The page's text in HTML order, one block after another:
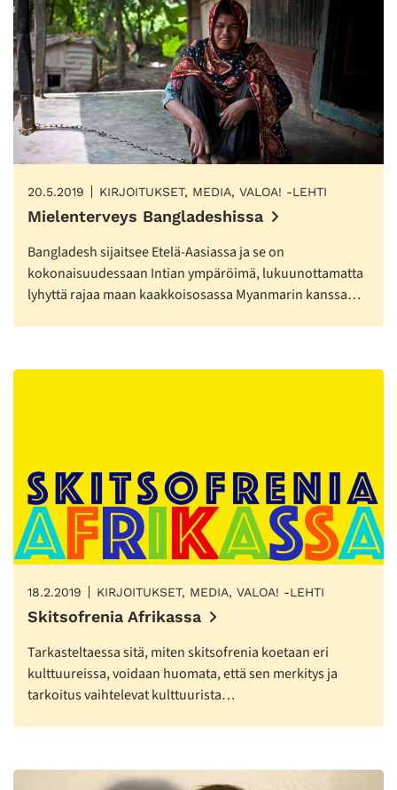
20.5.2019 KIRJOITUKSET, MEDIA, VALOA! -LEHTI
Mielenterveys Bangladeshissa
Bangladesh sijaitsee Etelä-Aasiassa ja se on
kokonaisuudessaan Intian ympäröimä, lukuunottamatta
lyhyttä rajaa maan kaakkoisosassa Myanmarin kanssa…
18.2.2019 KIRJOITUKSET, MEDIA, VALOA! -LEHTI
Skitsofrenia Afrikassa
Tarkasteltaessa sitä, miten skitsofrenia koetaan eri
kulttuureissa, voidaan huomata, että sen merkitys ja
tarkoitus vaihtelevat kulttuurista…